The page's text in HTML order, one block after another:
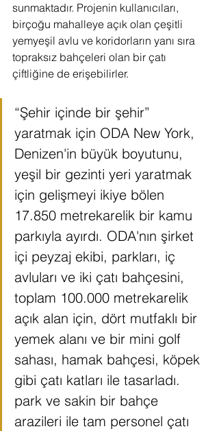
sunmaktadır. Projenin kullanıcıları,
birçoğu mahalleye açık olan çeşitli
yemyeşil avlu ve koridorların yanı sıra
topraksız bahçeleri olan bir çatı
çiftliğine de erişebilirler.
“Şehir içinde bir şehir”
yaratmak için ODA New York,
Denizen'in büyük boyutunu,
yeşil bir gezinti yeri yaratmak
için gelişmeyi ikiye bölen
17.850 metrekarelik bir kamu
parkıyla ayırdı. ODA'nın şirket
içi peyzaj ekibi, parkları, iç
avluları ve iki çatı bahçesini,
toplam 100.000 metrekarelik
açık alan için, dört mutfaklı bir
yemek alanı ve bir mini golf
sahası, hamak bahçesi, köpek
gibi çatı katları ile tasarladı.
park ve sakin bir bahçe
arazileri ile tam personel çatı